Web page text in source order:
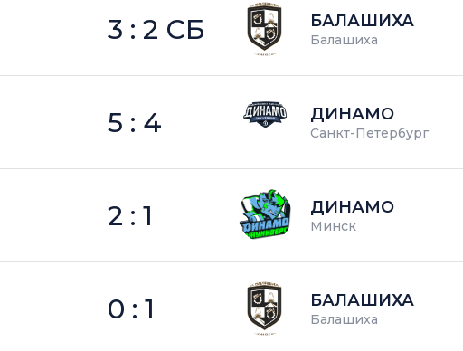
3 : 2 СБ БАЛАШИХА
Балашиха
5 : 4 ДИНАМО
Санкт-Петербург
2 : 1 ДИНАМО
Минск
0 : 1 БАЛАШИХА
Балашиха